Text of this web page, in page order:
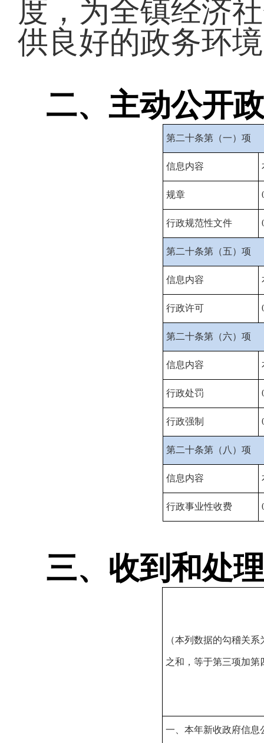
度，为全镇经济
供良好的政务环
二、主动公开
第二十条第（一）项
信息内容
规章
行政规范性文件
第二十条第（五）项
信息内容
行政许可
第二十条第（六）项
信息内容
行政处罚
行政强制
第二十条第（八）项
信息内容
行政事业性收费
三、收到和处
（本列数据的勾稽关
之和，等于第三项加第
一、本年新收政府信息